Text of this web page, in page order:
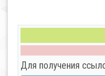
Для получения